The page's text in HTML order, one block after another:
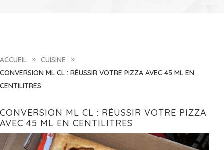
ACCUEIL 9 CUISINE 9
CONVERSION ML CL : RÉUSSIR VOTRE PIZZA AVEC 45 ML EN
CENTILITRES
CONVERSION ML CL : RÉUSSIR VOTRE PIZZA
AVEC 45 ML EN CENTILITRES